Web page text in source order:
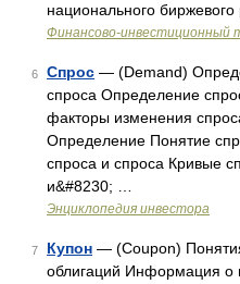
национального
Финансово-инвестиционный
6 Спрос — (Demand)
спроса Определение
факторы изменения
Определение Понятие
спроса и спроса Кривые
и&#8230; …
Энциклопедия инвестора
7 Купон — (Coupon)
облигаций Информация о